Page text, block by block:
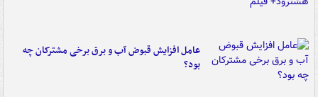
عامل افزایش قبوض آب و برق برخی مشترکان چه
بود؟